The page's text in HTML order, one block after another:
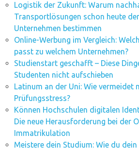
Logistik der Zukunft: Warum
Transportlösungen schon heute
Unternehmen bestimmen
Online-Werbung im Vergleich:
passt zu welchem Unternehmen?
Studienstart geschafft – Diese
Studenten nicht aufschieben
Latinum an der Uni: Wie vermeidet
Prüfungsstress?
Können Hochschulen digitalen
Die neue Herausforderung bei der
Immatrikulation
Meistere dein Studium: Wie du